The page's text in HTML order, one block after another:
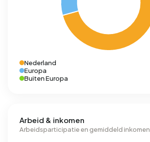
Nederland
Europa
Buiten Europa
Arbeid & inkomen
Arbeidsparticipatie en gemiddeld inkomen